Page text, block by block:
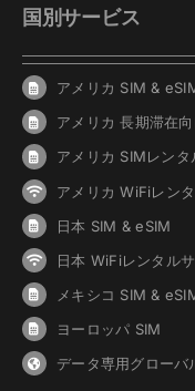
国別サービス
アメリカ SIM &
アメリカ 長期滞在
アメリカ SIMレンタ
アメリカ WiFiレン
日本 SIM & eSIM
日本 WiFiレンタル
メキシコ SIM &
ヨーロッパ SIM
データ専用グローバ